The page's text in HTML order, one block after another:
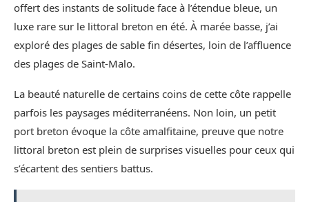
offert des instants de solitude face à l’étendue bleue, un
luxe rare sur le littoral breton en été. À marée basse, j’ai
exploré des plages de sable fin désertes, loin de l’affluence
des plages de Saint-Malo.
La beauté naturelle de certains coins de cette côte rappelle
parfois les paysages méditerranéens. Non loin, un petit
port breton évoque la côte amalfitaine, preuve que notre
littoral breton est plein de surprises visuelles pour ceux qui
s’écartent des sentiers battus.